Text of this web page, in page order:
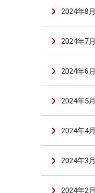
2024年8月
2024年7月
2024年6月
2024年5月
2024年4月
2024年3月
2024年2月